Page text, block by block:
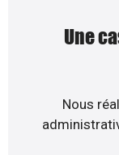
Une
Nous